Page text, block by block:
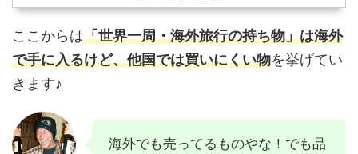
ここからは「世界一周・海外旅行の持ち物」は海外
で手に入るけど、他国では買いにくい物を挙げてい
きます♪
海外でも売ってるものやな！でも品